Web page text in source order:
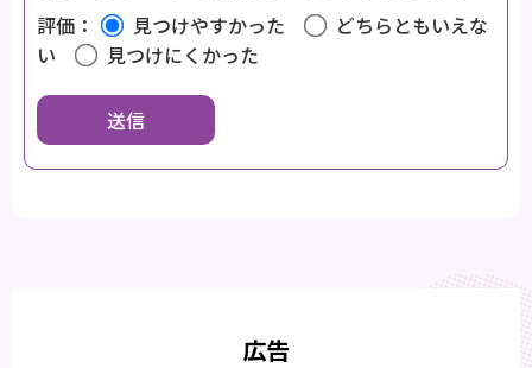
評価：
見つけやすかった
どちらともいえな
い
見つけにくかった
広告